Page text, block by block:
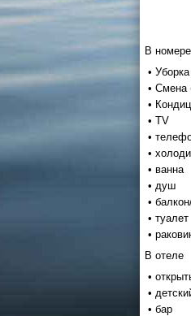
В номере
•
• Смена
•
• TV
•
•
• ванна
• душ
•
• туалет
•
В отеле
•
•
• бар